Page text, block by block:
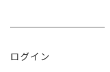
ログイン